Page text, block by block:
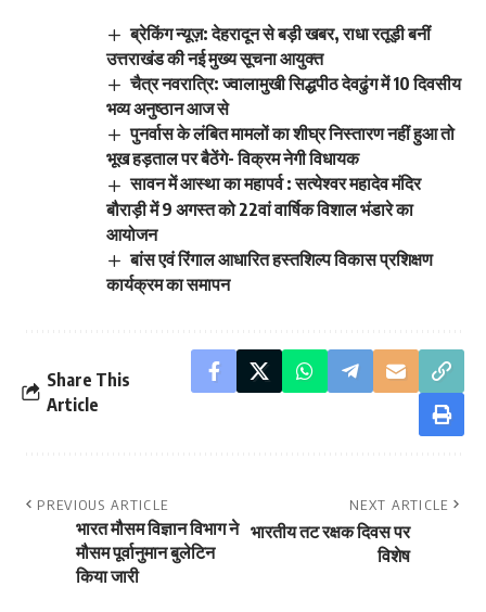
ब्रेकिंग न्यूज़: देहरादून से बड़ी खबर, राधा रतूड़ी बनीं
उत्तराखंड की नई मुख्य सूचना आयुक्त
चैत्र नवरात्रि: ज्वालामुखी सिद्धपीठ देवढुंग में 10 दिवसीय
भव्य अनुष्ठान आज से
पुनर्वास के लंबित मामलों का शीघ्र निस्तारण नहीं हुआ तो
भूख हड़ताल पर बैठेंगे- विक्रम नेगी विधायक
सावन में आस्था का महापर्व : सत्येश्वर महादेव मंदिर
बौराड़ी में 9 अगस्त को 22वां वार्षिक विशाल भंडारे का
आयोजन
बांस एवं रिंगाल आधारित हस्तशिल्प विकास प्रशिक्षण
कार्यक्रम का समापन
Share This
Article
PREVIOUS ARTICLE
भारत मौसम विज्ञान विभाग ने
मौसम पूर्वानुमान बुलेटिन
किया जारी
NEXT ARTICLE
भारतीय तट रक्षक दिवस पर
विशेष